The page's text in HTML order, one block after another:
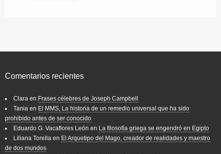
Comentarios recientes
Clara en Frases célebres de Joseph Campbell
Tania en El MMS, La historia de un remedio universal que ha sido
prohibido antes de ser conocido
Eduardo G. Vacaflores León en La filosofía griega se engendró en Egipto
Liliana Torella en El Arquetipo del Mago, creador de realidades y maestro
de dos mundos